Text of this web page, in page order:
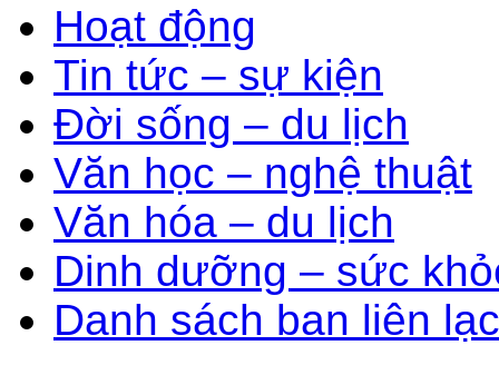
Hoạt động
Tin tức – sự kiện
Đời sống – du lịch
Văn học – nghệ thuật
Văn hóa – du lịch
Dinh dưỡng – sức
Danh sách ban liên lạc